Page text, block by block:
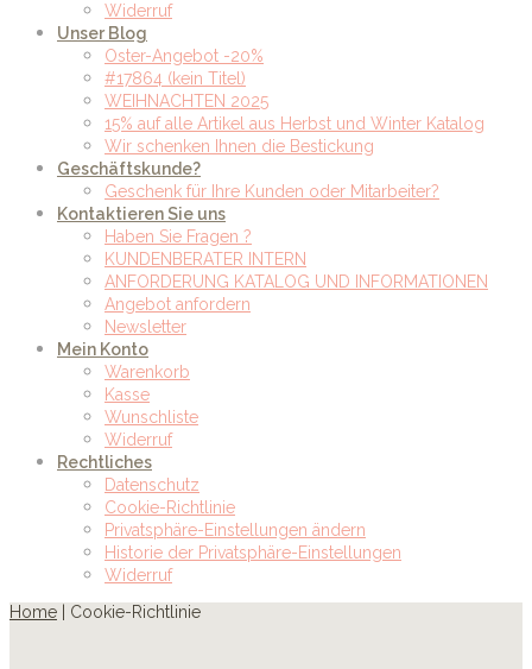
Widerruf
Unser Blog
Oster-Angebot -20%
#17864 (kein Titel)
WEIHNACHTEN 2025
15% auf alle Artikel aus Herbst und Winter Katalog
Wir schenken Ihnen die Bestickung
Geschäftskunde?
Geschenk für Ihre Kunden oder Mitarbeiter?
Kontaktieren Sie uns
Haben Sie Fragen ?
KUNDENBERATER INTERN
ANFORDERUNG KATALOG UND INFORMATIONEN
Angebot anfordern
Newsletter
Mein Konto
Warenkorb
Kasse
Wunschliste
Widerruf
Rechtliches
Datenschutz
Cookie-Richtlinie
Privatsphäre-Einstellungen ändern
Historie der Privatsphäre-Einstellungen
Widerruf
Home
Cookie-Richtlinie